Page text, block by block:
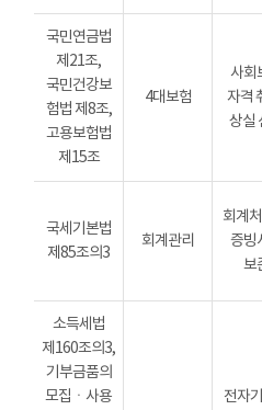
국민연금법
제21조,
국민건강보
험법 제8조,
고용보험법
제15조
4대보험
사회
자격
상실
국세기본법
제85조의3
회계관리
회계
증빙
보
소득세법
제160조의3,
기부금품의
모집ㆍ사용
전자